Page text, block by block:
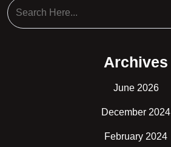
Archives
June 2026
December 2024
February 2024